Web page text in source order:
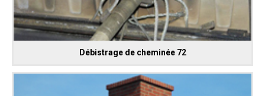
Débistrage de cheminée 72